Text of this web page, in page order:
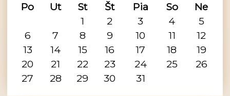
Po
Ut St Št Pia So
Ne
1
2 3 4
5
6
7 8 9 10 11
12
13
14 15 16 17 18
19
20
21 22 23 24 25
26
27
28 29 30 31